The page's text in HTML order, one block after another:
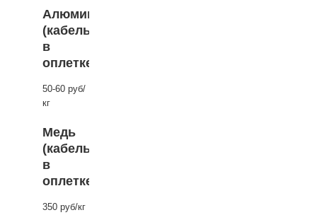
Алюминий
(кабель
в
оплетке)
50-60 руб/
кг
Медь
(кабель
в
оплетке)
350 руб/кг